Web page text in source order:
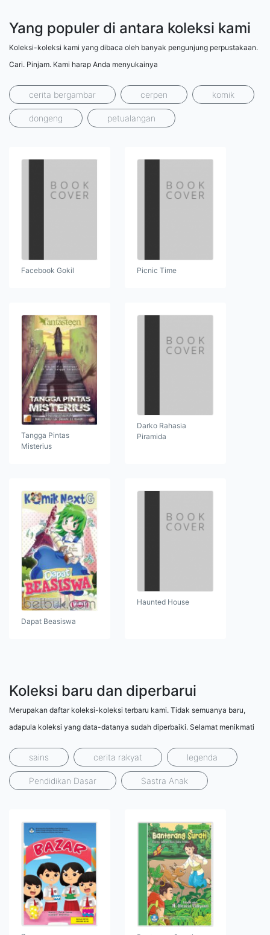
Yang populer di antara koleksi kami
Koleksi-koleksi kami yang dibaca oleh banyak pengunjung perpustakaan.
Cari. Pinjam. Kami harap Anda menyukainya
cerita bergambar cerpen komik
dongeng petualangan
Facebook Gokil Picnic Time
Tangga Pintas
Misterius
Darko Rahasia
Piramida
Dapat Beasiswa
Haunted House
Koleksi baru dan diperbarui
Merupakan daftar koleksi-koleksi terbaru kami. Tidak semuanya baru,
adapula koleksi yang data-datanya sudah diperbaiki. Selamat menikmati
sains cerita rakyat legenda
Pendidikan Dasar Sastra Anak